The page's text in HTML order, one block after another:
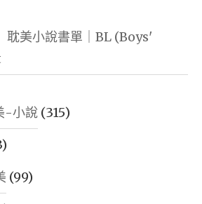
耽美小說書單｜BL (Boys'
-小說 (315)
(99)